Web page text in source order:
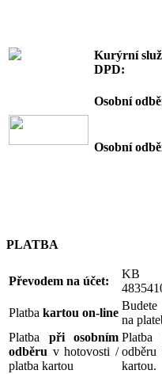
Kurýrní
DPD:
Osobní odb
Osobní odb
PLATBA
Převodem na účet:
KB
Platba kartou on-line
Budete
na
Platba při osobním
odběru v hotovosti /
platba kartou
Platba
kartou.